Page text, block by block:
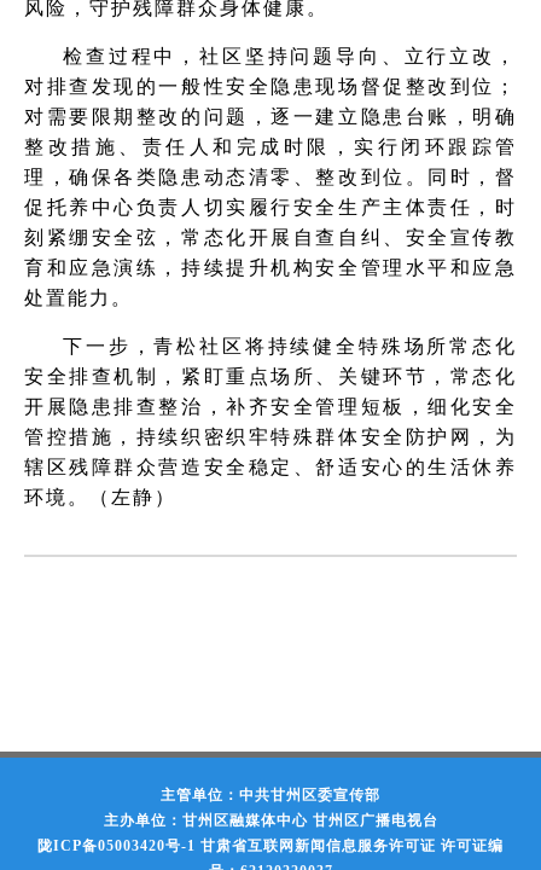
风险，守护残障群众身体健康。
检查过程中，社区坚持问题导向、立行立改，
对排查发现的一般性安全隐患现场督促整改到位；
对需要限期整改的问题，逐一建立隐患台账，明确
整改措施、责任人和完成时限，实行闭环跟踪管
理，确保各类隐患动态清零、整改到位。同时，督
促托养中心负责人切实履行安全生产主体责任，时
刻紧绷安全弦，常态化开展自查自纠、安全宣传教
育和应急演练，持续提升机构安全管理水平和应急
处置能力。
下一步，青松社区将持续健全特殊场所常态化
安全排查机制，紧盯重点场所、关键环节，常态化
开展隐患排查整治，补齐安全管理短板，细化安全
管控措施，持续织密织牢特殊群体安全防护网，为
辖区残障群众营造安全稳定、舒适安心的生活休养
环境。（左静）
主管单位：中共甘州区委宣传部
主办单位：甘州区融媒体中心 甘州区广播电视台
陇ICP备05003420号-1 甘肃省互联网新闻信息服务许可证 许可证编